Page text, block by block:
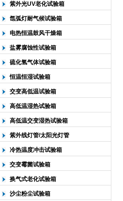
紫外光UV老化试验箱
氙弧灯耐气候试验箱
电热恒温鼓风干燥箱
盐雾腐蚀性试验箱
硫化氢气体试验箱
恒温恒湿试验箱
交变高低温试验箱
高低温湿热试验箱
高低温交变湿热试验箱
紫外线灯管/太阳光灯管
冷热温度冲击试验箱
交变霉菌试验箱
换气式老化试验箱
沙尘粉尘试验箱